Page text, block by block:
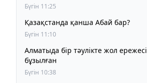
Бүгін 11:25
Қазақстанда қанша Абай бар?
Бүгін 11:10
Алматыда бір тәулікте жол ережесі 1 826 рет
бұзылған
Бүгін 10:38